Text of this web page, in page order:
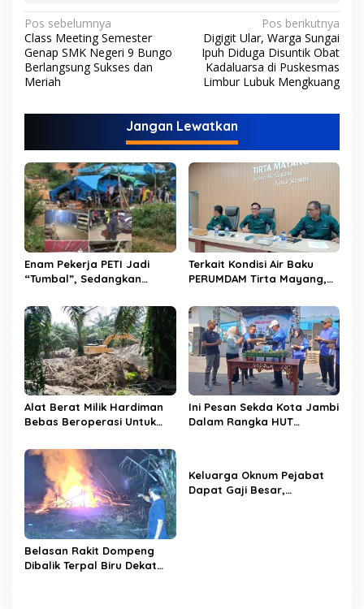
N
a
v
i
g
s
i
p
o
s
Pos sebelumnya
Class Meeting Semester
Genap SMK Negeri 9 Bungo
Berlangsung Sukses dan
Meriah
Pos berikutnya
Digigit Ular, Warga Sungai
Ipuh Diduga Disuntik Obat
Kadaluarsa di Puskesmas
Limbur Lubuk Mengkuang
Jangan Lewatkan
Enam Pekerja PETI Jadi
“Tumbal”, Sedangkan
Limbur Lubuk Mengkuang
Kembali Beroperasi
Terkait Kondisi Air Baku
PERUMDAM Tirta Mayang,
PERUMDAM
Alat Berat Milik Hardiman
Bebas Beroperasi Untuk
Dusun Lembah Kuamang
Ini Pesan Sekda Kota Jambi
Dalam Rangka HUT
Belasan Rakit Dompeng
Dibalik Terpal Biru Dekat
Keluarga Oknum Pejabat
Dapat Gaji Besar,